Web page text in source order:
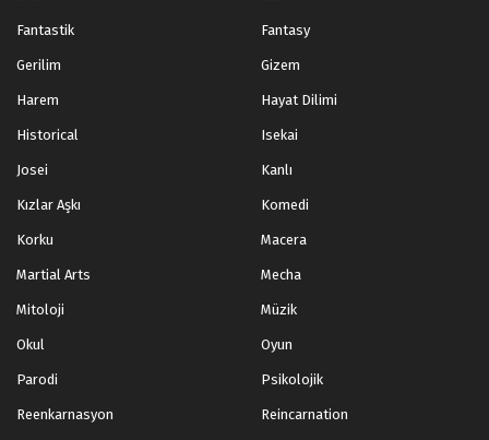
Fantastik Fantasy
Gerilim Gizem
Harem Hayat Dilimi
Historical Isekai
Josei Kanlı
Kızlar Aşkı Komedi
Korku Macera
Martial Arts Mecha
Mitoloji Müzik
Okul Oyun
Parodi Psikolojik
Reenkarnasyon Reincarnation